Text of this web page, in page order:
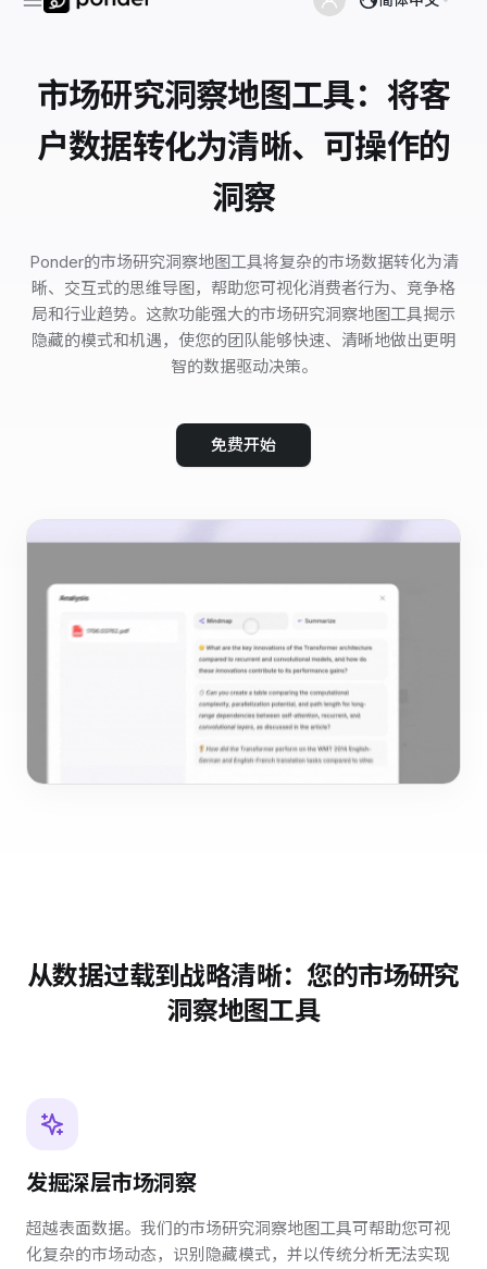
市场研究洞察地图工具：将客
户数据转化为清晰、可操作的
洞察
Ponder的市场研究洞察地图工具将复杂的市场数据转化为清
晰、交互式的思维导图，帮助您可视化消费者行为、竞争格
局和行业趋势。这款功能强大的市场研究洞察地图工具揭示
隐藏的模式和机遇，使您的团队能够快速、清晰地做出更明
智的数据驱动决策。
免费开始
从数据过载到战略清晰：您的市场研究
洞察地图工具
发掘深层市场洞察
超越表面数据。我们的市场研究洞察地图工具可帮助您可视
化复杂的市场动态，识别隐藏模式，并以传统分析无法实现